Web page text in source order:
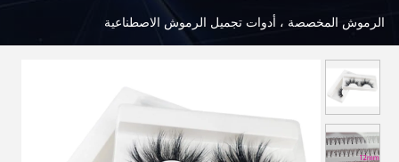
الرموش المخصصة ، أدوات تجميل الرموش الاصطناعية